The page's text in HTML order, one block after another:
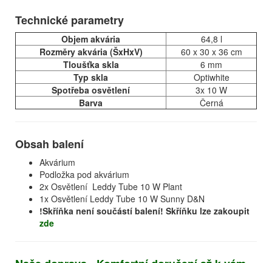
Technické parametry
Objem akvária
64,8 l
Rozměry akvária (ŠxHxV)
60 x 30 x 36 cm
Tloušťka skla
6 mm
Typ skla
Optiwhite
Spotřeba osvětlení
3x 10 W
Barva
Černá
Obsah balení
Akvárium
Podložka pod akvárium
2x Osvětlení Leddy Tube 10 W Plant
1x Osvětlení Leddy Tube 10 W Sunny D&N
!Skříňka není součástí balení! Skříňku lze zakoupit
zde